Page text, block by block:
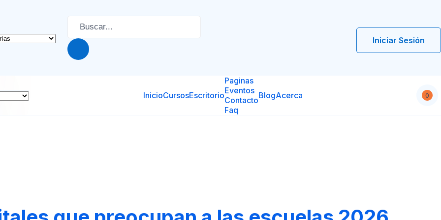
Iniciar Sesión
InicioCursosEscritorio
Paginas
Eventos
Contacto
Faq
BlogAcerca 0